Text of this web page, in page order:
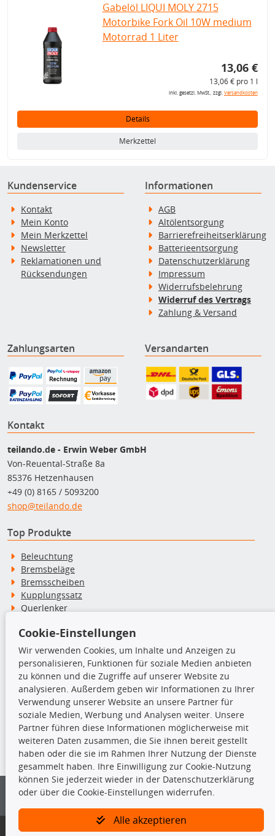
Gabelöl LIQUI MOLY 2715
Motorbike Fork Oil 10W medium
Motorrad 1 Liter
13,06 €
13,06 € pro 1 l
inkl. gesetzl. MwSt., zzgl.Versandkosten
Details
Merkzettel
Kundenservice
Kontakt
Mein Konto
Mein Merkzettel
Newsletter
Reklamationen und
Rücksendungen
Informationen
AGB
Altölentsorgung
Barrierefreiheitserklärung
Batterieentsorgung
Datenschutzerklärung
Impressum
Widerrufsbelehrung
Widerruf des Vertrags
Zahlung & Versand
Zahlungsarten Versandarten
Kontakt
teilando.de - Erwin Weber GmbH
Von-Reuental-Straße 8a
85376 Hetzenhausen
+49 (0) 8165 / 5093200
shop@teilando.de
Top Produkte
Beleuchtung
Bremsbeläge
Bremsscheiben
Kupplungssatz
Querlenker
Stoßdämpfer
TecDoc Inside
Die hier angezeigten Daten insbesondere die gesamte Datenbank dürfen
nicht kopiert werden.
Es ist zu unterlassen, die Daten oder die gesamte Datenbank ohne
vorherige Zustimmung von TecDoc zu vervielfältigen, zu verbreiten
und/oder diese Handlungen durch Dritte ausführen zu lassen. Ein
Bitte prüfen Sie, ob das über unseren Onlineshop identifizierte Ersatzteil
Cookie-Einstellungen
Wir verwenden Cookies, um Inhalte und Anzeigen zu
personalisieren, Funktionen für soziale Medien anbieten
zu können und die Zugriffe auf unserer Website zu
analysieren. Außerdem geben wir Informationen zu Ihrer
Verwendung unserer Website an unsere Partner für
soziale Medien, Werbung und Analysen weiter. Unsere
Partner führen diese Informationen möglicherweise mit
weiteren Daten zusammen, die Sie ihnen bereit gestellt
haben oder die sie im Rahmen Ihrer Nutzung der Dienste
gesammelt haben. Ihre Einwilligung zur Cookie-Nutzung
können Sie jederzeit wieder in der Datenschutzerklärung
oder über die Cookie-Einstellungen widerrufen.
Alle akzeptieren